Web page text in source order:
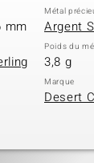
mm
Métal
Argent
Poids du
3,8 g
Marque
Desert